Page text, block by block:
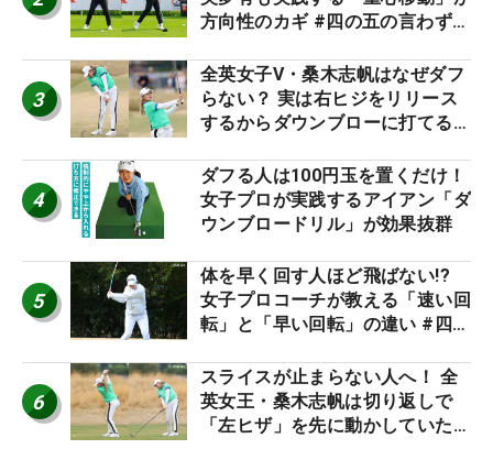
方向性のカギ #四の五の言わず振
3
全英女子V・桑木志帆はなぜダフ
らない？ 実は右ヒジをリリース
するからダウンブローに打てる #
4
ダフる人は100円玉を置くだけ！
女子プロが実践するアイアン「ダ
ウンブロードリル」が効果抜群
5
体を早く回す人ほど飛ばない!?
女子プロコーチが教える「速い回
転」と「早い回転」の違い #四の
6
スライスが止まらない人へ！ 全
英女王・桑木志帆は切り返しで
「左ヒザ」を先に動かしていた